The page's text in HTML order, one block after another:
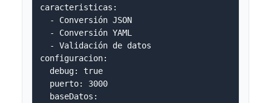
caracteristicas:
  - Conversión JSON
  - Conversión YAML
  - Validación de datos
configuracion:
  debug: true
  puerto: 3000
  baseDatos: